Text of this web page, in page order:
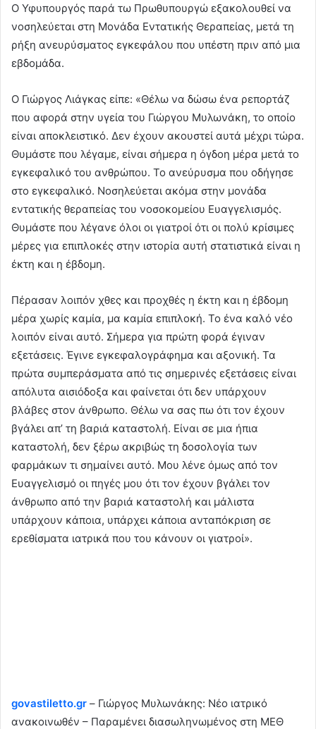
Ο Υφυπουργός παρά τω Πρωθυπουργώ εξακολουθεί να
νοσηλεύεται στη Μονάδα Εντατικής Θεραπείας, μετά τη
ρήξη ανευρύσματος εγκεφάλου που υπέστη πριν από μια
εβδομάδα.
Ο Γιώργος Λιάγκας είπε: «Θέλω να δώσω ένα ρεπορτάζ
που αφορά στην υγεία του Γιώργου Μυλωνάκη, το οποίο
είναι αποκλειστικό. Δεν έχουν ακουστεί αυτά μέχρι τώρα.
Θυμάστε που λέγαμε, είναι σήμερα η όγδοη μέρα μετά το
εγκεφαλικό του ανθρώπου. Το ανεύρυσμα που οδήγησε
στο εγκεφαλικό. Νοσηλεύεται ακόμα στην μονάδα
εντατικής θεραπείας του νοσοκομείου Ευαγγελισμός.
Θυμάστε που λέγανε όλοι οι γιατροί ότι οι πολύ κρίσιμες
μέρες για επιπλοκές στην ιστορία αυτή στατιστικά είναι η
έκτη και η έβδομη.
Πέρασαν λοιπόν χθες και προχθές η έκτη και η έβδομη
μέρα χωρίς καμία, μα καμία επιπλοκή. Το ένα καλό νέο
λοιπόν είναι αυτό. Σήμερα για πρώτη φορά έγιναν
εξετάσεις. Έγινε εγκεφαλογράφημα και αξονική. Τα
πρώτα συμπεράσματα από τις σημερινές εξετάσεις είναι
απόλυτα αισιόδοξα και φαίνεται ότι δεν υπάρχουν
βλάβες στον άνθρωπο. Θέλω να σας πω ότι τον έχουν
βγάλει απ’ τη βαριά καταστολή. Είναι σε μια ήπια
καταστολή, δεν ξέρω ακριβώς τη δοσολογία των
φαρμάκων τι σημαίνει αυτό. Μου λένε όμως από τον
Ευαγγελισμό οι πηγές μου ότι τον έχουν βγάλει τον
άνθρωπο από την βαριά καταστολή και μάλιστα
υπάρχουν κάποια, υπάρχει κάποια ανταπόκριση σε
ερεθίσματα ιατρικά που του κάνουν οι γιατροί».
govastiletto.gr – Γιώργος Μυλωνάκης: Νέο ιατρικό
ανακοινωθέν – Παραμένει διασωληνωμένος στη ΜΕΘ